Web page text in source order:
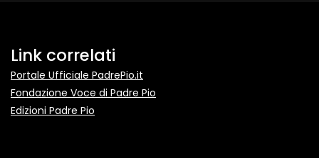
Link correlati
Portale Ufficiale PadrePio.it
Fondazione Voce di Padre Pio
Edizioni Padre Pio